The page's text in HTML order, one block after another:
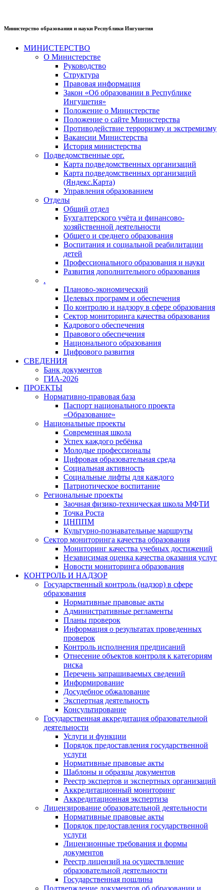
Министерство образования и науки Республики Ингушетия
МИНИСТЕРСТВО
О Министерстве
Руководство
Структура
Правовая информация
Закон «Об образовании в Республике
Ингушетия»
Положение о Министерстве
Положение о сайте Министерства
Противодействие терроризму и экстремизму
Вакансии Министерства
История министерства
Подведомственные орг.
Карта подведомственных организаций
Карта подведомственных организаций
(Яндекс.Карта)
Управления образованием
Отделы
Общий отдел
Бухгалтерского учёта и финансово-
хозяйственной деятельности
Общего и среднего образования
Воспитания и социальной реабилитации
детей
Профессионального образования и науки
Развития дополнительного образования
.
Планово-экономический
Целевых программ и обеспечения
По контролю и надзору в сфере образования
Сектор мониторинга качества образования
Кадрового обеспечения
Правового обеспечения
Национального образования
Цифрового развития
СВЕДЕНИЯ
Банк документов
ГИА-2026
ПРОЕКТЫ
Нормативно-правовая база
Паспорт национального проекта
«Образование»
Национальные проекты
Современная школа
Успех каждого ребёнка
Молодые профессионалы
Цифровая образовательная среда
Социальная активность
Социальные лифты для каждого
Патриотическое воспитание
Региональные проекты
Заочная физико-техническая школа МФТИ
Точка Роста
ЦНППМ
Культурно-познавательные маршруты
Сектор мониторинга качества образования
Мониторинг качества учебных достижений
Независимая оценка качества оказания услуг
Новости мониторинга образования
КОНТРОЛЬ И НАДЗОР
Государственный контроль (надзор) в сфере
образования
Нормативные правовые акты
Административные регламенты
Планы проверок
Информация о результатах проведенных
проверок
Контроль исполнения предписаний
Отнесение объектов контроля к категориям
риска
Перечень запрашиваемых сведений
Информирование
Досудебное обжалование
Экспертная деятельность
Консультирование
Государственная аккредитация образовательной
деятельности
Услуги и функции
Порядок предоставления государственной
услуги
Нормативные правовые акты
Шаблоны и образцы документов
Реестр экспертов и экспертных организаций
Аккредитационный мониторинг
Аккредитационная экспертиза
Лицензирование образовательной деятельности
Нормативные правовые акты
Порядок предоставления государственной
услуги
Лицензионные требования и формы
документов
Реестр лицензий на осуществление
образовательной деятельности
Государственная пошлина
Подтверждение документов об образовании и